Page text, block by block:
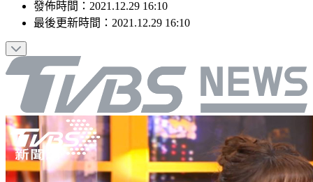
記者：米狄亞
發佈時間：2021.12.29 16:10